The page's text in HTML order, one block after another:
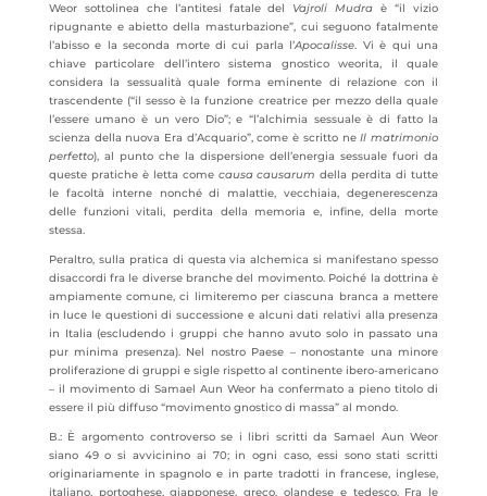
Weor sottolinea che l’antitesi fatale del Vajroli Mudra è “il vizio
ripugnante e abietto della masturbazione”, cui seguono fatalmente
l’abisso e la seconda morte di cui parla l’Apocalisse. Vi è qui una
chiave particolare dell’intero sistema gnostico weorita, il quale
considera la sessualità quale forma eminente di relazione con il
trascendente (“il sesso è la funzione creatrice per mezzo della quale
l’essere umano è un vero Dio”; e “l’alchimia sessuale è di fatto la
scienza della nuova Era d’Acquario”, come è scritto neIl matrimonio
perfetto), al punto che la dispersione dell’energia sessuale fuori da
queste pratiche è letta come causa causarum della perdita di tutte
le facoltà interne nonché di malattie, vecchiaia, degenerescenza
delle funzioni vitali, perdita della memoria e, infine, della morte
stessa.
Peraltro, sulla pratica di questa via alchemica si manifestano spesso
disaccordi fra le diverse branche del movimento. Poiché la dottrina è
ampiamente comune, ci limiteremo per ciascuna branca a mettere
in luce le questioni di successione e alcuni dati relativi alla presenza
in Italia (escludendo i gruppi che hanno avuto solo in passato una
pur minima presenza). Nel nostro Paese – nonostante una minore
proliferazione di gruppi e sigle rispetto al continente ibero-americano
– il movimento di Samael Aun Weor ha confermato a pieno titolo di
essere il più diffuso “movimento gnostico di massa” al mondo.
B.: È argomento controverso se i libri scritti da Samael Aun Weor
siano 49 o si avvicinino ai 70; in ogni caso, essi sono stati scritti
originariamente in spagnolo e in parte tradotti in francese, inglese,
italiano, portoghese, giapponese, greco, olandese e tedesco. Fra le